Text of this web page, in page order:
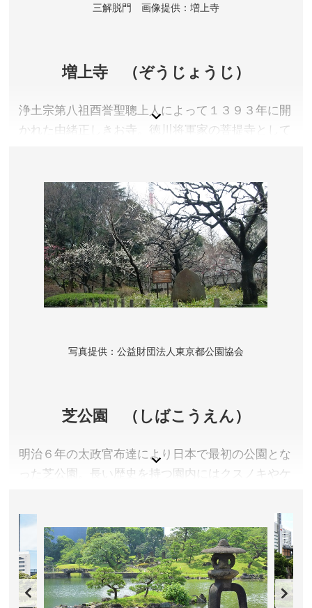
三解脱門 画像提供：増上寺
増上寺 （ぞうじょうじ）
浄土宗第八祖酉誉聖聰上人によって１３９３年に開
かれた由緒正しきお寺。徳川将軍家の菩提寺として
東京都港区芝公園
参拝料／無料
参拝時間／本堂 6:00～17:30、安国殿 9:00～17:00
定休日／なし
アクセス／JR浜松町駅より徒歩約10分。都営地下鉄三
田線 御成門駅より徒歩約3分。芝公園駅より徒歩約3
分。都営地下鉄浅草線・大江戸線 大門駅より徒歩約5
メトロ日比谷線 神谷町駅より徒歩約10分。
写真提供：公益財団法人東京都公園協会
芝公園 （しばこうえん）
明治６年の太政官布達により日本で最初の公園とな
った芝公園。長い歴史を持つ園内にはクスノキやケ
クラや銀世界と称される梅林が目を引きます。様々
な体力測定遊具等健康促進設備が充実しており、心
身ともにリフレッシュできる空間です。
東京都港区
入園料／無料(一部有料施設あり)